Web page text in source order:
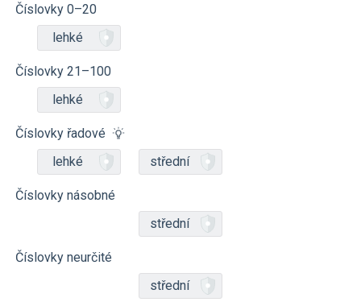
Číslovky 0–⁠⁠⁠⁠⁠20
lehké
Číslovky 21–⁠⁠⁠⁠⁠100
lehké
Číslovky řadové
lehké
střední
Číslovky násobné
střední
Číslovky neurčité
střední